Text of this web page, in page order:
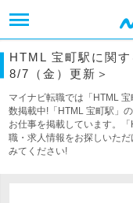
HTML 宝町駅に関
8/7（金）更新＞
マイナビ転職では「HTML
数掲載中!「HTML 宝町駅」
お仕事を掲載しています。
職・求人情報をお探しいた
みてください!